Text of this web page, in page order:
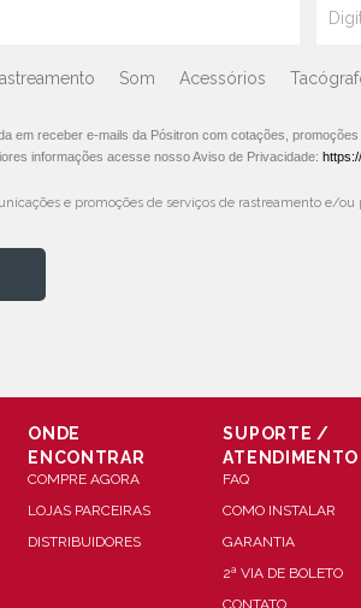
Som Acessórios
em receber e-mails da Pósitron com cotações,
informações acesse nosso Aviso de Privacidade:
e promoções de serviços de rastreamento e/ou
ONDE
ENCONTRAR
COMPRE AGORA
LOJAS PARCEIRAS
DISTRIBUIDORES
SUPORTE /
ATENDIMENTO
FAQ
COMO INSTALAR
GARANTIA
2ª VIA DE BOLETO
CONTATO